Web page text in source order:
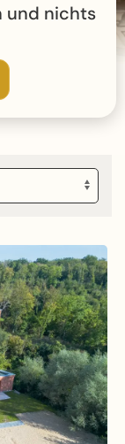
und nichts